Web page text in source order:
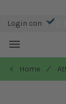
Login con
Toggle
navigation
< Home
/